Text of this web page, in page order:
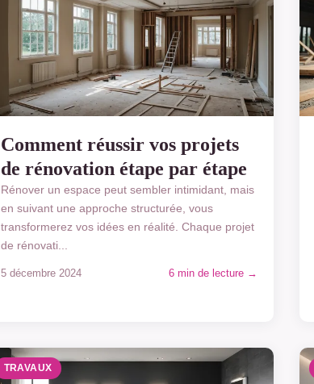
Comment réussir vos projets
de rénovation étape par étape
Rénover un espace peut sembler intimidant, mais
en suivant une approche structurée, vous
transformerez vos idées en réalité. Chaque projet
de rénovati...
5 décembre 2024 6 min de lecture →
TRAVAUX